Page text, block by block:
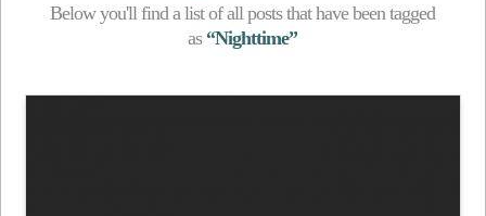
Below you'll find a list of all posts that have been tagged
as “Nighttime”